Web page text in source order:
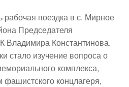
рабочая поездка в с. Мирное
Председателя
Владимира Константинова.
стало изучение вопроса о
комплекса,
фашистского концлагеря,